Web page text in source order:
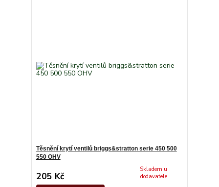
Těsnění krytí ventilů briggs&stratton serie 450 500
550 OHV
205 Kč
Skladem u
dodavatele